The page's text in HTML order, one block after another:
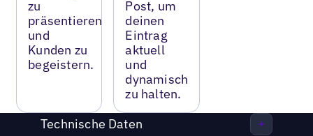
zu
präsentieren
und
Kunden zu
begeistern.
Post, um
deinen
Eintrag
aktuell
und
dynamisch
zu halten.
Technische Daten